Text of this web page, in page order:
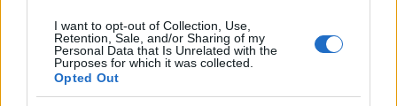
I want to opt-out of Collection, Use,
Retention, Sale, and/or Sharing of my
Personal Data that Is Unrelated with the
Purposes for which it was collected.
Opted Out